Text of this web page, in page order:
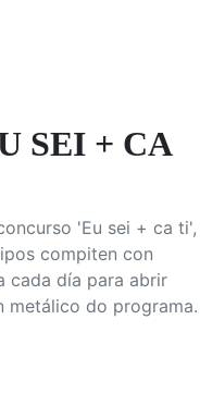
SEI + CA
'Eu sei + ca ti',
compiten con
cada día para abrir
metálico do programa.